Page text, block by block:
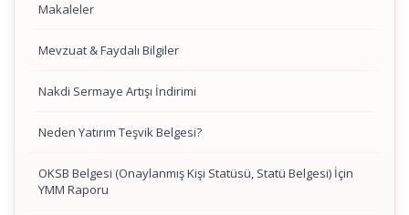
Makaleler
Mevzuat & Faydalı Bilgiler
Nakdi Sermaye Artışı İndirimi
Neden Yatırım Teşvik Belgesi?
OKSB Belgesi (Onaylanmış Kişi Statüsü, Statü Belgesi) İçin
YMM Raporu